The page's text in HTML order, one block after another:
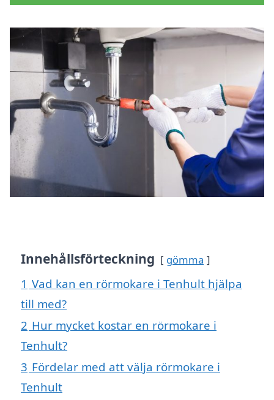
Innehållsförteckning gömma
1 Vad kan en rörmokare i Tenhult hjälpa
till med?
2 Hur mycket kostar en rörmokare i
Tenhult?
3 Fördelar med att välja rörmokare i
Tenhult